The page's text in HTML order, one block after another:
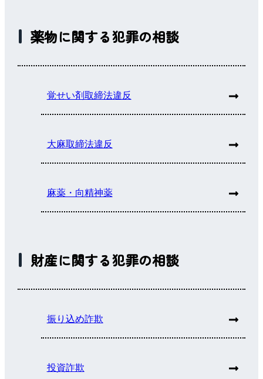
薬物に関する犯罪の相談
覚せい剤取締法違反
大麻取締法違反
麻薬・向精神薬
財産に関する犯罪の相談
振り込め詐欺
投資詐欺